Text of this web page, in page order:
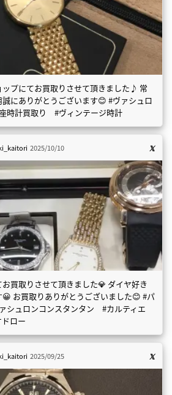
プにてお買取りさせて頂きました♪ 常
にありがとうございます😊 #ヴァシュロ
時計買取り #ヴィンテージ時計
2025/10/10
買取りさせて頂きました💎 ダイヤ好き
お買取りありがとうございました😊 #パ
シュロンコンスタンタン #カルティエ
ロー
2025/09/25